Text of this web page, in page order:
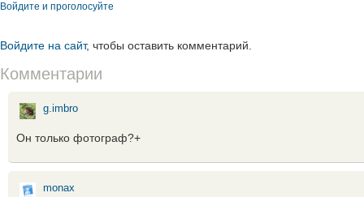
Войдите и проголосуйте
Войдите на сайт, чтобы оставить комментарий.
Комментарии
g.imbro
Он только фотограф?+
monax